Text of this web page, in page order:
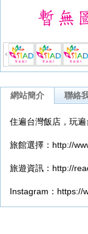
網站簡介 聯絡
住遍台灣飯店，玩
旅館選擇：http://
旅遊資訊：http://
Instagram：https://